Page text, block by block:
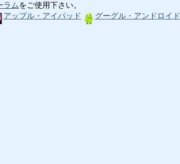
ラム をご使用下さい。
アップル・アイパッド グーグル・アンドロイド